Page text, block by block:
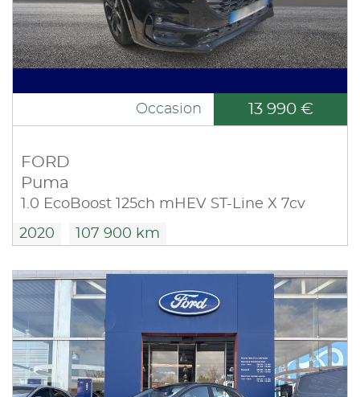
Occasion 13 990 €
FORD
Puma
1.0 EcoBoost 125ch mHEV ST-Line X 7cv
2020 107 900 km